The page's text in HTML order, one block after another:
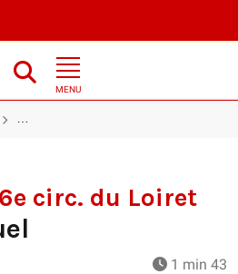
MENU
Législatives, 6e circ. du Loiret : David
circ. du Loiret
1 min 43